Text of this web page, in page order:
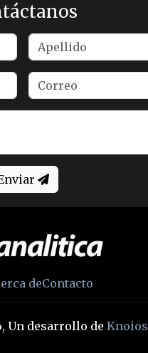
deContacto
Un desarrollo de Knoios